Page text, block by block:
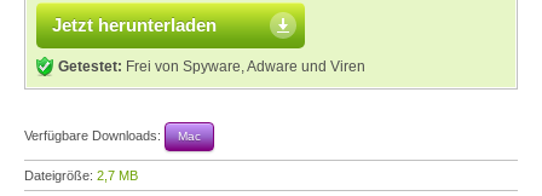
Jetzt herunterladen
Getestet: Frei von Spyware, Adware und Viren
Verfügbare Downloads: Mac
Dateigröße: 2,7 MB